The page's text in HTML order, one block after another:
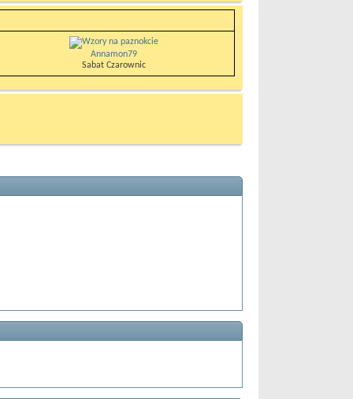
Annamon79
Sabat Czarownic